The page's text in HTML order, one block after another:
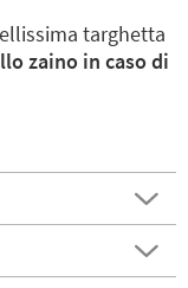
targhetta
zaino in caso di